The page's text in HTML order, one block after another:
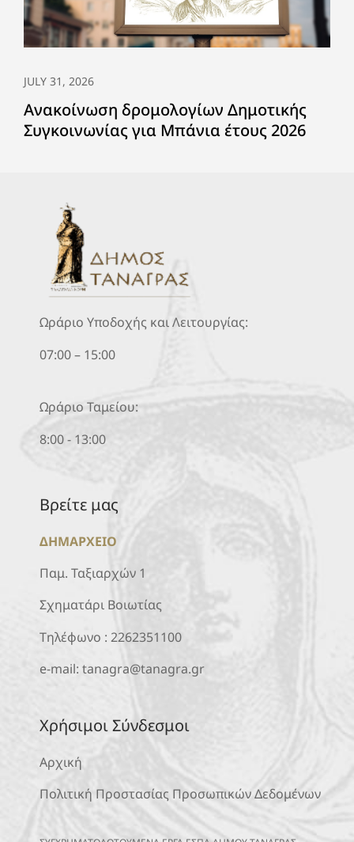
JULY 31, 2026
Ανακοίνωση δρομολογίων Δημοτικής
Συγκοινωνίας για Μπάνια έτους 2026
Ωράριο Υποδοχής και Λειτουργίας:
07:00 – 15:00
Ωράριο Ταμείου:
8:00 - 13:00
Βρείτε μας
ΔΗΜΑΡΧΕΙΟ
Παμ. Ταξιαρχών 1
Σχηματάρι Βοιωτίας
Τηλέφωνο : 2262351100
e-mail: tanagra@tanagra.gr
Χρήσιμοι Σύνδεσμοι
Αρχική
Πολιτική Προστασίας Προσωπικών Δεδομένων